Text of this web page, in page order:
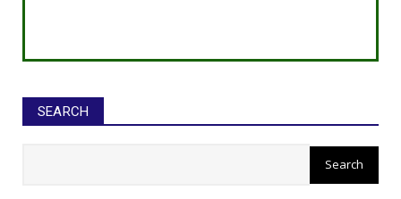
SEARCH
सीईओ ने घोटाले कर बनाई करोड़ों की